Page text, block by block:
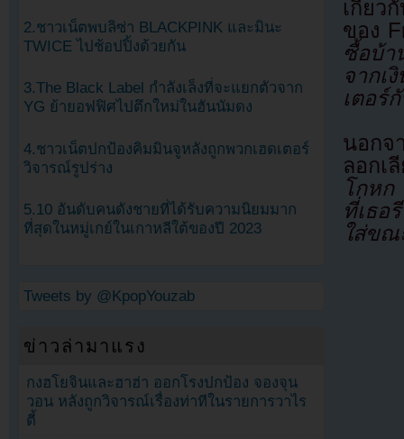
เกี่ยว
ของ
ซื้อบ้า
จากเ
เตอร์
นอกจ
ลอกเ
โกหก
ที่เธอ
ใส่ขณ
2.ชาวเน็ตพบลิซ่า BLACKPINK และมินะ
TWICE ไปช้อปปิ้งด้วยกัน
3.The Black Label กำลังเล็งที่จะแยกตัวจาก
YG ย้ายอฟฟิศไปตึกใหม่ในฮันนัมดง
4.ชาวเน็ตปกป้องคิมมินจูหลังถูกพวกเฮดเตอร์
วิจารณ์รูปร่าง
5.10 อันดับคนดังชายที่ได้รับความนิยมมาก
ที่สุดในหมู่เกย์ในเกาหลีใต้ของปี 2023
Tweets by @KpopYouzab
ข่าวล่ามาแรง
กงฮโยจินและฮาฮ่า ออกโรงปกป้อง จองจุน
วอน หลังถูกวิจารณ์เรื่องท่าทีในรายการวาไร
ตี้